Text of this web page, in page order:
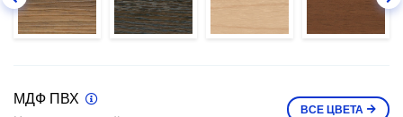
МДФ ПВХ
ВСЕ ЦВЕТА